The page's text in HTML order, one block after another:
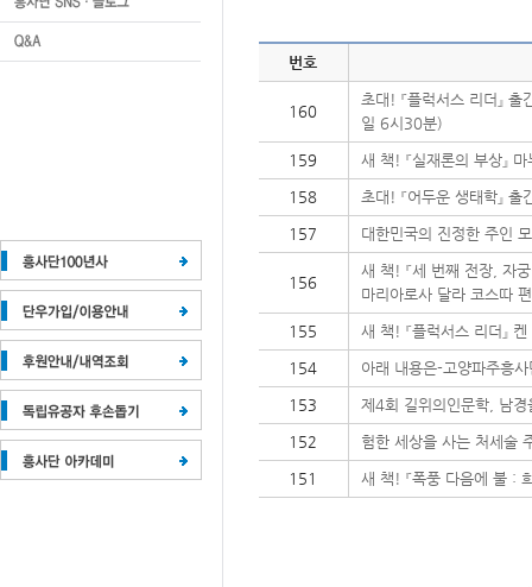
번호
160
초대! 『플럭서스 리더』
일 6시30분)
159 새 책! 『실재론의 부상』
158 초대! 『어두운 생태학』
157 대한민국의 진정한 주인
156
새 책! 『세 번째 전장, 자
마리아로사 달라 코스따
155 새 책! 『플럭서스 리더』
154 아래 내용은-고양파주흥
153 제4회 길위의인문학, 남경
152 험한 세상을 사는 처세술
151 새 책! 『폭풍 다음에 불 :